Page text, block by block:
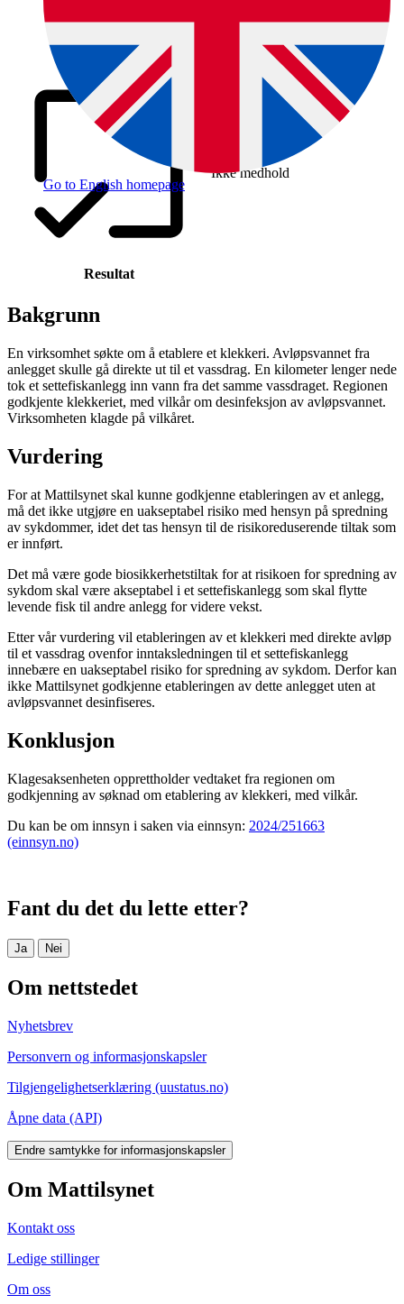
Go to English homepage
Saksnummer
Resultat
Ikke medhold
Bakgrunn
En virksomhet søkte om å etablere et klekkeri. Avløpsvannet fra
anlegget skulle gå direkte ut til et vassdrag. En kilometer lenger nede
tok et settefiskanlegg inn vann fra det samme vassdraget. Regionen
godkjente klekkeriet, med vilkår om desinfeksjon av avløpsvannet.
Virksomheten klagde på vilkåret.
Vurdering
For at Mattilsynet skal kunne godkjenne etableringen av et anlegg,
må det ikke utgjøre en uakseptabel risiko med hensyn på spredning
av sykdommer, idet det tas hensyn til de risikoreduserende tiltak som
er innført.
Det må være gode biosikkerhetstiltak for at risikoen for spredning av
sykdom skal være akseptabel i et settefiskanlegg som skal flytte
levende fisk til andre anlegg for videre vekst.
Etter vår vurdering vil etableringen av et klekkeri med direkte avløp
til et vassdrag ovenfor inntaksledningen til et settefiskanlegg
innebære en uakseptabel risiko for spredning av sykdom. Derfor kan
ikke Mattilsynet godkjenne etableringen av dette anlegget uten at
avløpsvannet desinfiseres.
Konklusjon
Klagesaksenheten opprettholder vedtaket fra regionen om
godkjenning av søknad om etablering av klekkeri, med vilkår.
Du kan be om innsyn i saken via einnsyn: 2024/251663
(einnsyn.no)
Fant du det du lette etter?
Ja Nei
Om nettstedet
Nyhetsbrev
Personvern og informasjonskapsler
Tilgjengelighetserklæring (uustatus.no)
Åpne data (API)
Endre samtykke for informasjonskapsler
Om Mattilsynet
Kontakt oss
Ledige stillinger
Om oss